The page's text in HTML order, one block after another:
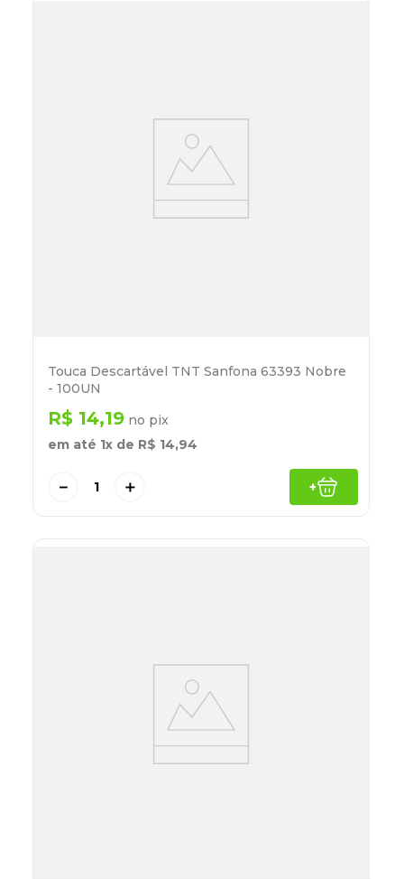
Touca Descartável TNT Sanfona 63393 Nobre
- 100UN
R$ 14,19 no pix
em até 1x de R$ 14,94
＋
－ +